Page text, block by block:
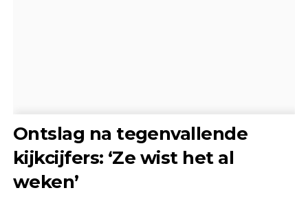
Ontslag na tegenvallende
kijkcijfers: ‘Ze wist het al
weken’